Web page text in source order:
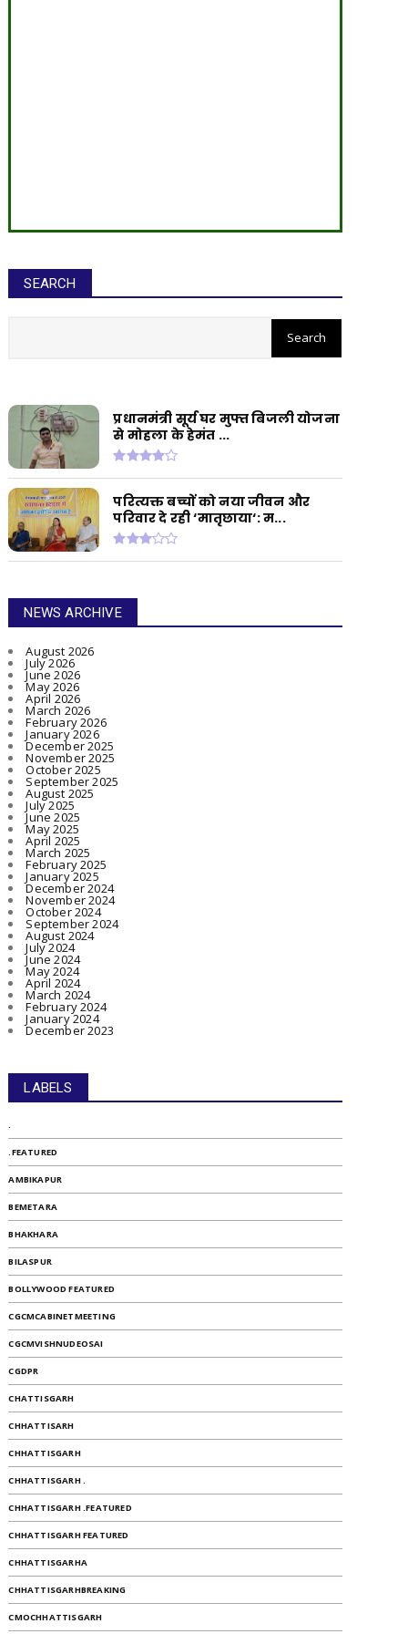
SEARCH
सीईओ ने घोटाले कर बनाई करोड़ों की
प्रधानमंत्री सूर्य घर मुफ्त बिजली योजना
से मोहला के हेमंत ...
परित्यक्त बच्चों को नया जीवन और
परिवार दे रही ‘मातृछाया‘: म...
NEWS ARCHIVE
August 2026
July 2026
June 2026
May 2026
April 2026
March 2026
February 2026
January 2026
December 2025
November 2025
October 2025
September 2025
August 2025
July 2025
June 2025
May 2025
April 2025
March 2025
February 2025
January 2025
December 2024
November 2024
October 2024
September 2024
August 2024
July 2024
June 2024
May 2024
April 2024
March 2024
February 2024
January 2024
December 2023
LABELS
.
.FEATURED
AMBIKAPUR
BEMETARA
BHAKHARA
BILASPUR
BOLLYWOOD FEATURED
CGCMCABINETMEETING
CGCMVISHNUDEOSAI
CGDPR
CHATTISGARH
CHHATTISARH
CHHATTISGARH
CHHATTISGARH .
CHHATTISGARH .FEATURED
CHHATTISGARH FEATURED
CHHATTISGARHA
CHHATTISGARHBREAKING
CMOCHHATTISGARH